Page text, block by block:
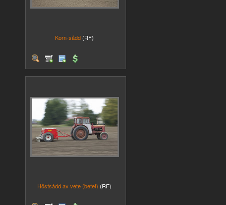
Korn-sådd (RF)
Höstsådd av vete (betet) (RF)